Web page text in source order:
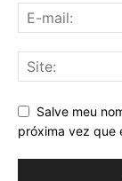
Salve meu
próxima vez que